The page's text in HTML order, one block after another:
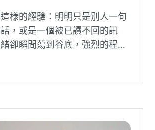
樣的經驗：明明只是別人一句
，或是一個被已讀不回的訊
卻瞬間蕩到谷底，強烈的程度
的有這麼嚴重嗎？」